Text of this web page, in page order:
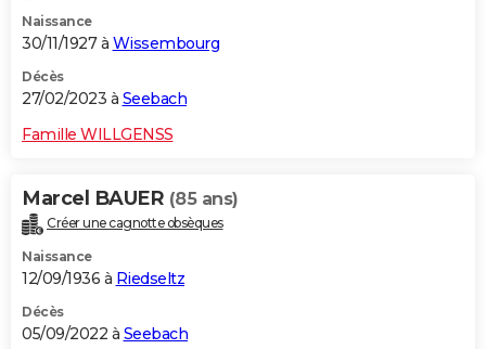
Naissance
30/11/1927 à Wissembourg
Décès
27/02/2023 à Seebach
Famille WILLGENSS
Marcel BAUER (85 ans)
Créer une cagnotte obsèques
Naissance
12/09/1936 à Riedseltz
Décès
05/09/2022 à Seebach